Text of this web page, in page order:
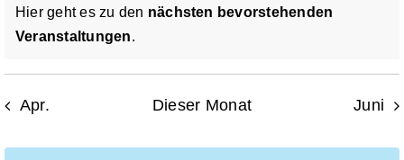
Hinweis
Hier geht es zu den nächsten bevorstehenden
Veranstaltungen.
Apr. Dieser Monat Juni